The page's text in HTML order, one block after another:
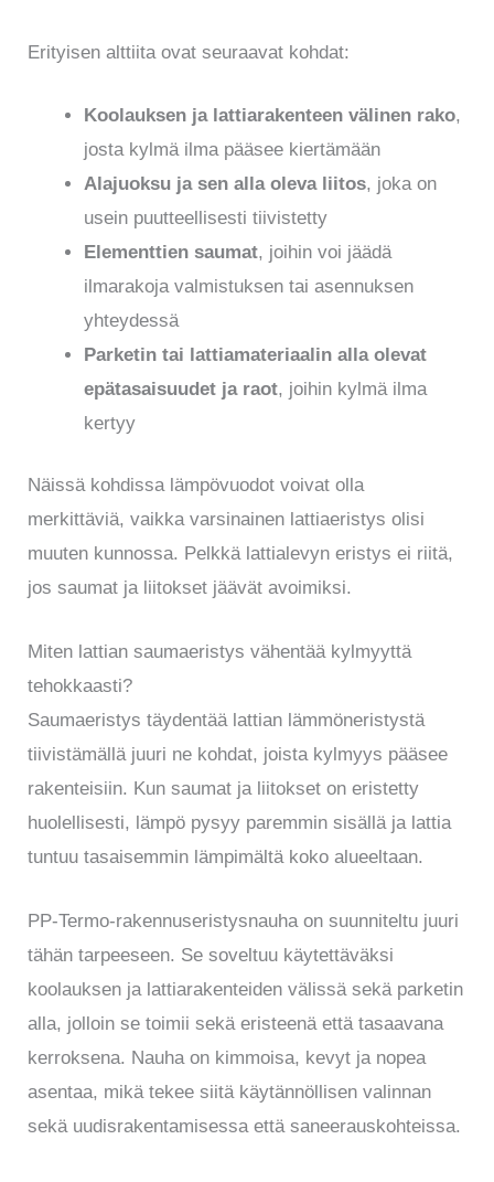
Erityisen alttiita ovat seuraavat kohdat:
Koolauksen ja lattiarakenteen välinen rako,
josta kylmä ilma pääsee kiertämään
Alajuoksu ja sen alla oleva liitos, joka on
usein puutteellisesti tiivistetty
Elementtien saumat, joihin voi jäädä
ilmarakoja valmistuksen tai asennuksen
yhteydessä
Parketin tai lattiamateriaalin alla olevat
epätasaisuudet ja raot, joihin kylmä ilma
kertyy
Näissä kohdissa lämpövuodot voivat olla
merkittäviä, vaikka varsinainen lattiaeristys olisi
muuten kunnossa. Pelkkä lattialevyn eristys ei riitä,
jos saumat ja liitokset jäävät avoimiksi.
Miten lattian saumaeristys vähentää kylmyyttä
tehokkaasti?
Saumaeristys täydentää lattian lämmöneristystä
tiivistämällä juuri ne kohdat, joista kylmyys pääsee
rakenteisiin. Kun saumat ja liitokset on eristetty
huolellisesti, lämpö pysyy paremmin sisällä ja lattia
tuntuu tasaisemmin lämpimältä koko alueeltaan.
PP-Termo-rakennuseristysnauha on suunniteltu juuri
tähän tarpeeseen. Se soveltuu käytettäväksi
koolauksen ja lattiarakenteiden välissä sekä parketin
alla, jolloin se toimii sekä eristeenä että tasaavana
kerroksena. Nauha on kimmoisa, kevyt ja nopea
asentaa, mikä tekee siitä käytännöllisen valinnan
sekä uudisrakentamisessa että saneerauskohteissa.